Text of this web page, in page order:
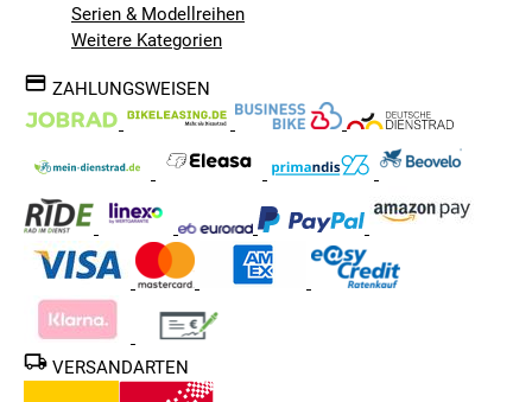
Serien & Modellreihen
Weitere Kategorien
ZAHLUNGSWEISEN
VERSANDARTEN